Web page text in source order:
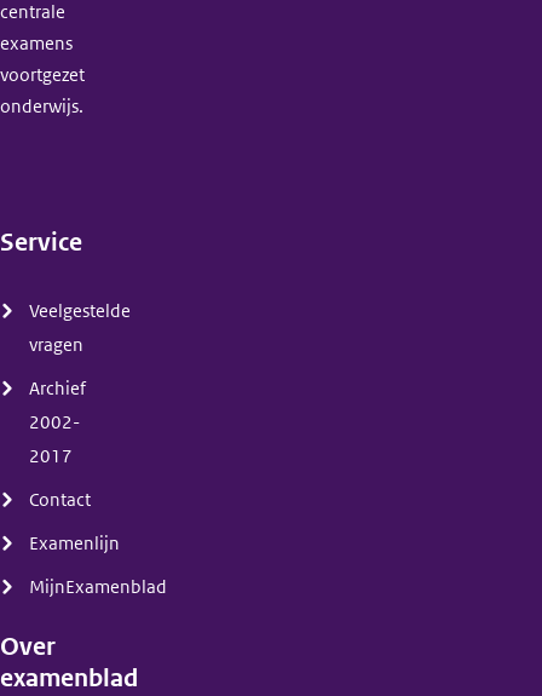
centrale
examens
voortgezet
onderwijs.
Service
Veelgestelde
vragen
Archief
2002-
2017
Contact
Examenlijn
MijnExamenblad
Over
examenblad